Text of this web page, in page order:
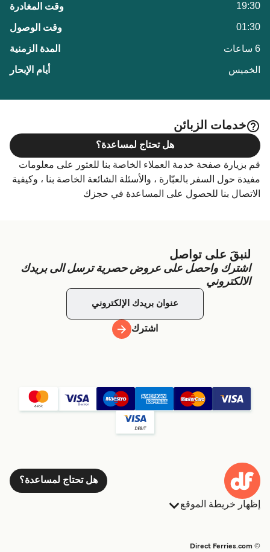
19:30
01:30
6 ساعات
الخميس
خدمات الزبائن
قم بزيارة صفحة خدمة العملاء الخاصة بنا للعثور على معلومات
مفيدة حول السفر بالعبّارة ، والأسئلة الشائعة الخاصة بنا ، وكيفية
الاتصال بنا للحصول على المساعدة في حجزك
هل تحتاج لمساعدة؟
لنبقَ على تواصل
اشترك واحصل على عروض حصرية ترسل الى بريدك
الالكتروني
اشترك
هل تحتاج لمساعدة؟
إظهار خريطة الموقع
البلدان
© Direct Ferries.com